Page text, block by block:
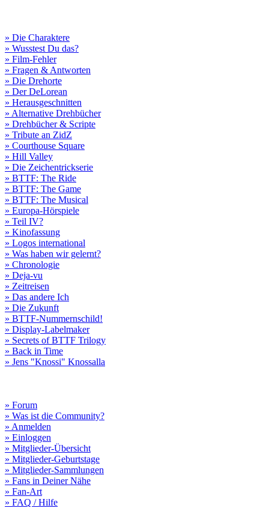
» Die Charaktere
» Wusstest Du das?
» Film-Fehler
» Fragen & Antworten
» Die Drehorte
» Der DeLorean
» Herausgeschnitten
» Alternative Drehbücher
» Drehbücher & Scripte
» Tribute an ZidZ
» Courthouse Square
» Hill Valley
» Die Zeichentrickserie
» BTTF: The Ride
» BTTF: The Game
» BTTF: The Musical
» Europa-Hörspiele
» Teil IV?
» Kinofassung
» Logos international
» Was haben wir gelernt?
» Chronologie
» Deja-vu
» Zeitreisen
» Das andere Ich
» Die Zukunft
» BTTF-Nummernschild!
» Display-Labelmaker
» Secrets of BTTF Trilogy
» Back in Time
» Jens "Knossi" Knossalla
» Forum
» Was ist die Community?
» Anmelden
» Einloggen
» Mitglieder-Übersicht
» Mitglieder-Geburtstage
» Mitglieder-Sammlungen
» Fans in Deiner Nähe
» Fan-Art
» FAQ / Hilfe